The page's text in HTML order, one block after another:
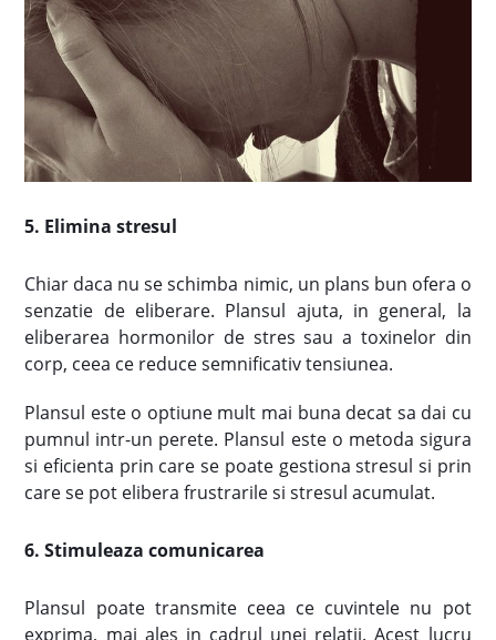
5. Elimina stresul
Chiar daca nu se schimba nimic, un plans bun ofera o
senzatie de eliberare. Plansul ajuta, in general, la
eliberarea hormonilor de stres sau a toxinelor din
corp, ceea ce reduce semnificativ tensiunea.
Plansul este o optiune mult mai buna decat sa dai cu
pumnul intr-un perete. Plansul este o metoda sigura
si eficienta prin care se poate gestiona stresul si prin
care se pot elibera frustrarile si stresul acumulat.
6. Stimuleaza comunicarea
Plansul poate transmite ceea ce cuvintele nu pot
exprima, mai ales in cadrul unei relatii. Acest lucru